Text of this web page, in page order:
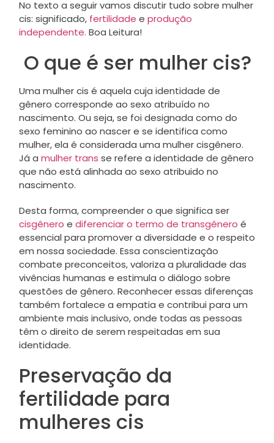
No texto a seguir vamos discutir tudo sobre mulher
cis: significado, fertilidade e produção
independente. Boa Leitura!
O que é ser mulher cis?
Uma mulher cis é aquela cuja identidade de
gênero corresponde ao sexo atribuído no
nascimento. Ou seja, se foi designada como do
sexo feminino ao nascer e se identifica como
mulher, ela é considerada uma mulher cisgênero.
Já a mulher trans se refere a identidade de gênero
que não está alinhada ao sexo atribuido no
nascimento.
Desta forma, compreender o que significa ser
cisgênero e diferenciar o termo de transgênero é
essencial para promover a diversidade e o respeito
em nossa sociedade. Essa conscientização
combate preconceitos, valoriza a pluralidade das
vivências humanas e estimula o diálogo sobre
questões de gênero. Reconhecer essas diferenças
também fortalece a empatia e contribui para um
ambiente mais inclusivo, onde todas as pessoas
têm o direito de serem respeitadas em sua
identidade.
Preservação da
fertilidade para
mulheres cis